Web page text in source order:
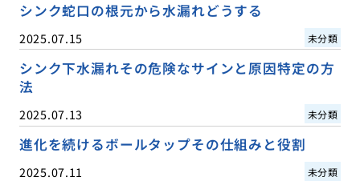
シンク蛇口の根元から水漏れどうする
2025.07.15 未分類
シンク下水漏れその危険なサインと原因特定の方
法
2025.07.13 未分類
進化を続けるボールタップその仕組みと役割
2025.07.11 未分類